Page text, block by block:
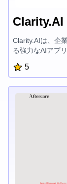
Clarity.AI
Clarity.AIは、企
る強力なAIアプ
関する包括的な
は、カスタマイ
きます。
全体の業績を一
ンターフェイス
の力を活用した
5